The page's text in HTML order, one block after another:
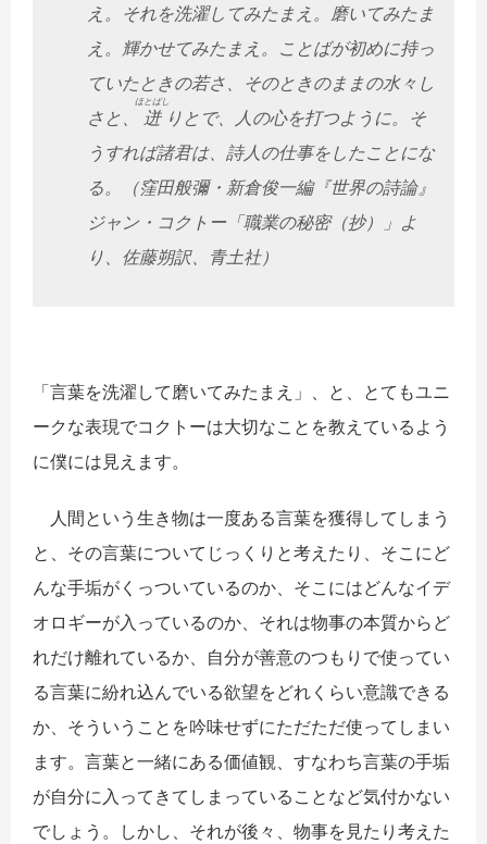
え。それを洗濯してみたまえ。磨いてみたま
え。輝かせてみたまえ。ことばが初めに持っ
ていたときの若さ、そのときのままの水々し
さと、
迸
ほとばし
りとで、人の心を打つように。そ
うすれば諸君は、詩人の仕事をしたことにな
る。（窪田般彌・新倉俊一編『世界の詩論』
ジャン・コクトー「職業の秘密（抄）」よ
り、佐藤朔訳、青土社）
「言葉を洗濯して磨いてみたまえ」、と、とてもユニ
ークな表現でコクトーは大切なことを教えているよう
に僕には見えます。
人間という生き物は一度ある言葉を獲得してしまう
と、その言葉についてじっくりと考えたり、そこにど
んな手垢がくっついているのか、そこにはどんなイデ
オロギーが入っているのか、それは物事の本質からど
れだけ離れているか、自分が善意のつもりで使ってい
る言葉に紛れ込んでいる欲望をどれくらい意識できる
か、そういうことを吟味せずにただただ使ってしまい
ます。言葉と一緒にある価値観、すなわち言葉の手垢
が自分に入ってきてしまっていることなど気付かない
でしょう。しかし、それが後々、物事を見たり考えた